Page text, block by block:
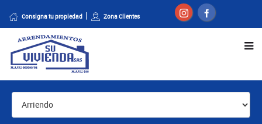
Consigna tu propiedad Zona Clientes